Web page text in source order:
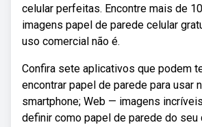
celular perfeitas. Encontre mais de
imagens papel de parede celular
uso comercial não é.
Confira sete aplicativos que podem
encontrar papel de parede para usar
smartphone; Web — imagens
definir como papel de parede do seu